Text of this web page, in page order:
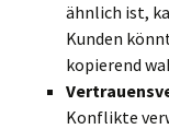
ähnlich ist,
Kunden
kopierend
Konflikte